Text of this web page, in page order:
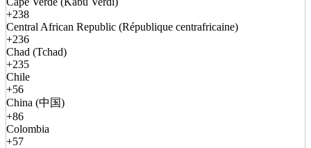
+238
Central African Republic (République centrafricaine)
+236
Chad (Tchad)
+235
Chile
+56
China (中国)
+86
Colombia
+57